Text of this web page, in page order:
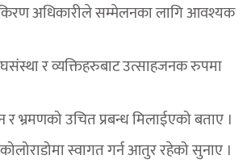
अधिकारीले सम्मेलनका लागि आवश्यक
र व्यक्तिहरुबाट उत्साहजनक रुपमा
उचित प्रबन्ध मिलाईएको बताए ।
स्वागत गर्न आतुर रहेको सुनाए ।